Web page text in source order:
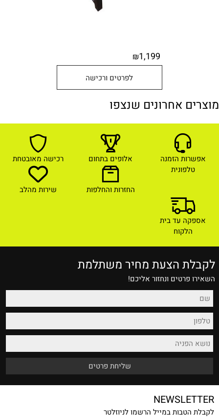
₪1,199
לפרטים ורכישה
מוצרים אחרונים שנצפו
אפשרות הזמנה
טלפונית
אלופים בתחום רכישה מאובטחת
החזרות והחלפות שירות מהלב
אספקה עד בית
הלקוח
לקבלת הצעת מחיר משתלמת
השאירו פרטים ונחזור אליכם!
NEWSLETTER
לקבלת הטבות במייל הרשמו לניוזלטר